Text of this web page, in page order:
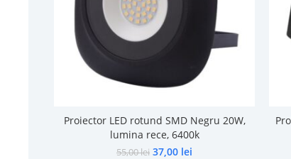
Proiector LED rotund SMD Negru 20W,
lumina rece, 6400k
55,00lei 37,00 lei